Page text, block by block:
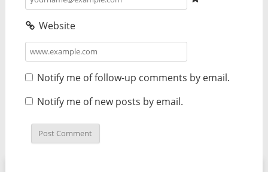
Website
Notify me of follow-up comments by email.
Notify me of new posts by email.